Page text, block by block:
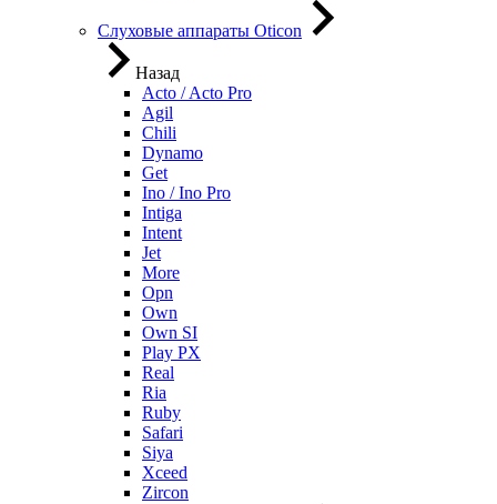
Слуховые аппараты Oticon
Назад
Acto / Acto Pro
Agil
Chili
Dynamo
Get
Ino / Ino Pro
Intiga
Intent
Jet
More
Opn
Own
Own SI
Play PX
Real
Ria
Ruby
Safari
Siya
Xceed
Zircon